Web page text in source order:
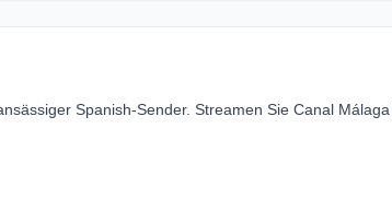
Spanish-Sender. Streamen Sie Canal